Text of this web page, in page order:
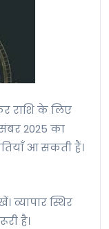
राशि के लिए
2025 का
आ सकती हैं।
स्थिर
है।